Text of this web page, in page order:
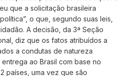
que a solicitação brasileira
o que, segundo suas leis,
A decisão, da 3ª Seção
diz que os fatos atribuídos a
a condutas de natureza
ao Brasil com base no
países, uma vez que são